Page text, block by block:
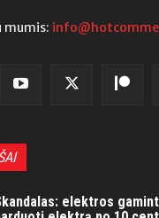
mumis:
elektros